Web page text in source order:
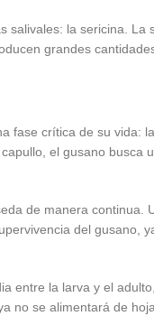
la sericina.
grandes
fase crítica de su vida:
el gusano
de manera
del gusano,
la larva y el
no se alimentará de